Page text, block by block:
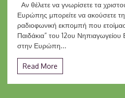
Αν θέλετε να γνωρίσετε τα
Ευρώπης μπορείτε να ακούσετε
ραδιοφωνική εκπομπή που
Παιδάκια” του 12ου Νηπιαγωγείου
στην Ευρώπη...
Read More